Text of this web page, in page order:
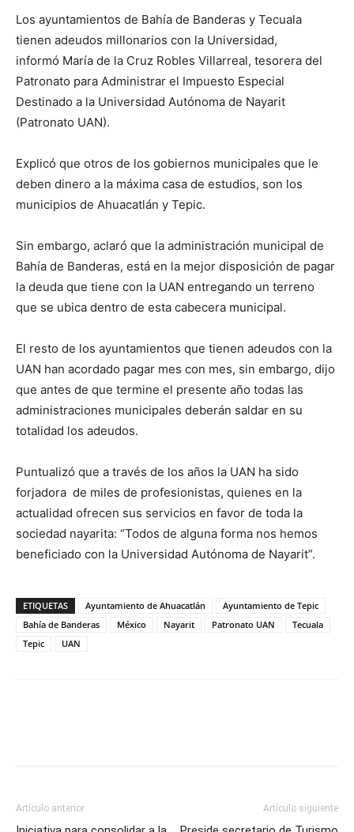
Los ayuntamientos de Bahía de Banderas y Tecuala
tienen adeudos millonarios con la Universidad,
informó María de la Cruz Robles Villarreal, tesorera del
Patronato para Administrar el Impuesto Especial
Destinado a la Universidad Autónoma de Nayarit
(Patronato UAN).
Explicó que otros de los gobiernos municipales que le
deben dinero a la máxima casa de estudios, son los
municipios de Ahuacatlán y Tepic.
Sin embargo, aclaró que la administración municipal de
Bahía de Banderas, está en la mejor disposición de pagar
la deuda que tiene con la UAN entregando un terreno
que se ubica dentro de esta cabecera municipal.
El resto de los ayuntamientos que tienen adeudos con la
UAN han acordado pagar mes con mes, sin embargo, dijo
que antes de que termine el presente año todas las
administraciones municipales deberán saldar en su
totalidad los adeudos.
Puntualizó que a través de los años la UAN ha sido
forjadora de miles de profesionistas, quienes en la
actualidad ofrecen sus servicios en favor de toda la
sociedad nayarita: “Todos de alguna forma nos hemos
beneficiado con la Universidad Autónoma de Nayarit”.
ETIQUETAS Ayuntamiento de Ahuacatlán
Ayuntamiento de Tepic
Bahía de Banderas
México Nayarit Patronato UAN
Tecuala
Tepic
UAN
Artículo anterior Artículo siguiente